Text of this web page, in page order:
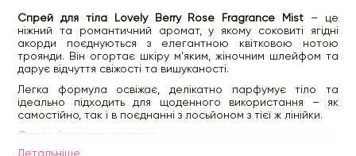
Спрей для тіла Lovely Berry Rose Fragrance Mist – це
ніжний та романтичний аромат, у якому соковиті ягідні
акорди поєднуються з елегантною квітковою нотою
троянди. Він огортає шкіру м’яким, жіночним шлейфом та
дарує відчуття свіжості та вишуканості.
Легка формула освіжає, делікатно парфумує тіло та
ідеально підходить для щоденного використання – як
самостійно, так і в поєднанні з лосьйоном з тієї ж лінійки.
Основні характеристики:
Детальнiше